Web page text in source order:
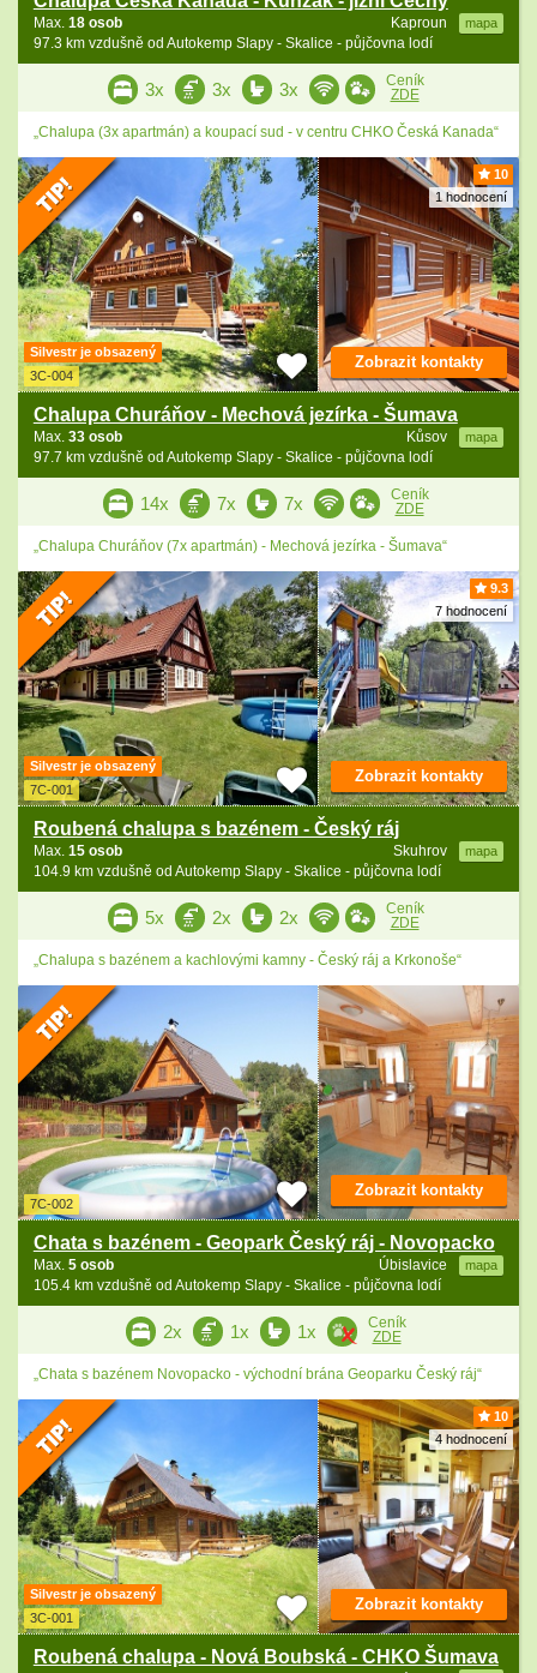
Kaproun mapa
Max. 18 osob
97.3 km vzdušně od Autokemp Slapy - Skalice - půjčovna lodí
3x 3x 3x
Ceník
ZDE
„Chalupa (3x apartmán) a koupací sud - v centru CHKO Česká Kanada“
10
1 hodnocení
Silvestr je obsazený
3C-004
Chalupa Churáňov - Mechová jezírka - Šumava
Kůsov mapa
Max. 33 osob
97.7 km vzdušně od Autokemp Slapy - Skalice - půjčovna lodí
Zobrazit kontakty
14x 7x 7x
Ceník
ZDE
„Chalupa Churáňov (7x apartmán) - Mechová jezírka - Šumava“
9.3
7 hodnocení
Silvestr je obsazený
7C-001
Roubená chalupa s bazénem - Český ráj
Skuhrov mapa
Max. 15 osob
104.9 km vzdušně od Autokemp Slapy - Skalice - půjčovna lodí
Zobrazit kontakty
5x 2x 2x
Ceník
ZDE
„Chalupa s bazénem a kachlovými kamny - Český ráj a Krkonoše“
7C-002
Chata s bazénem - Geopark Český ráj - Novopacko
Úbislavice mapa
Max. 5 osob
105.4 km vzdušně od Autokemp Slapy - Skalice - půjčovna lodí
Zobrazit kontakty
2x 1x 1x
Ceník
ZDE
„Chata s bazénem Novopacko - východní brána Geoparku Český ráj“
10
4 hodnocení
Silvestr je obsazený
3C-001
Roubená chalupa - Nová Boubská - CHKO Šumava
Zobrazit kontakty